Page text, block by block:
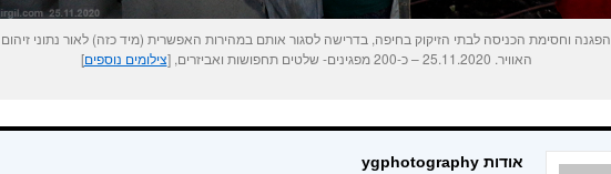
הפגנה וחסימת הכניסה לבתי הזיקוק בחיפה, בדרישה לסגור אותם במהירות האפשרית (מיד כזה) לאור נתוני זיהום
האוויר. 25.11.2020 – כ-200 מפגינים- שלטים תחפושות ואביזרים, [
צילומים נוספים]
אודות ygphotography